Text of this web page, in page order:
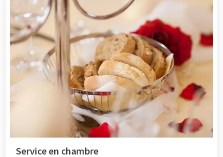
Service en chambre